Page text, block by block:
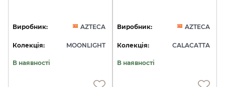
Виробник: AZTECA
Колекція: MOONLIGHT
В наявності
Виробник: AZTECA
Колекція: CALACATTA
В наявності